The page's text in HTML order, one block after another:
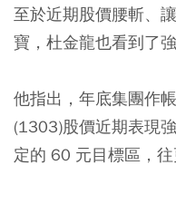
至於近期股價腰斬、
寶，杜金龍也看到了
他指出，年底集團作
(1303)股價近期表現
定的 60 元目標區，往